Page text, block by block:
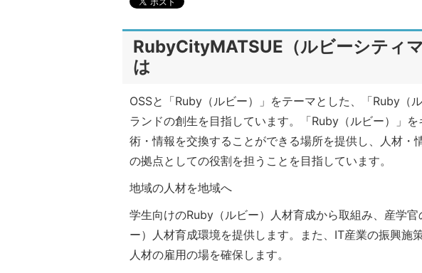
RubyCityMATSUE（ルビーシティ
は
OSSと「Ruby（ルビー）」をテーマとした、「Ruby（
ランドの創生を目指しています。「Ruby（ルビー）」
術・情報を交換することができる場所を提供し、人材・
の拠点としての役割を担うことを目指しています。
地域の人材を地域へ
学生向けのRuby（ルビー）人材育成から取組み、産学
ー）人材育成環境を提供します。また、IT産業の振興施
人材の雇用の場を確保します。